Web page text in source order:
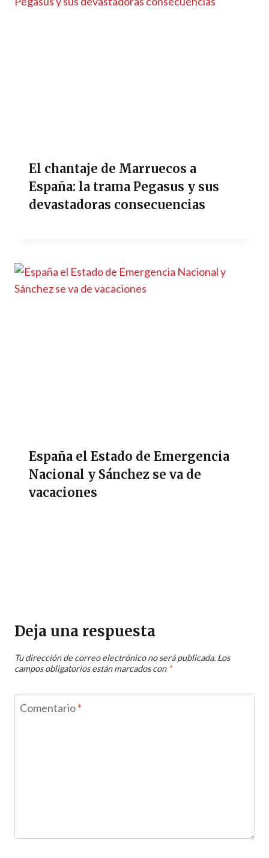
El chantaje de Marruecos a
España: la trama Pegasus y sus
devastadoras consecuencias
España el Estado de Emergencia
Nacional y Sánchez se va de
vacaciones
Deja una respuesta
Tu dirección de correo electrónico no será publicada. Los
campos obligatorios están marcados con *
Comentario*